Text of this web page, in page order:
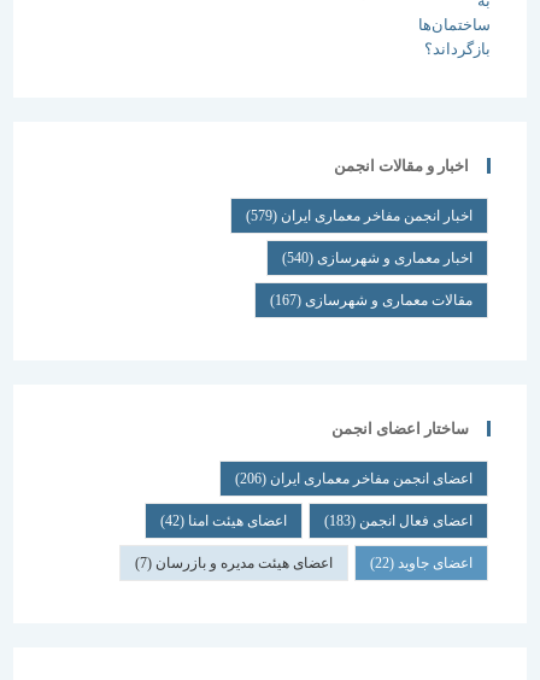
اخبار و مقالات انجمن
اخبار انجمن مفاخر معماری ایران (579)
اخبار معماری و شهرسازی(540)
مقالات معماری و شهرسازی(167)
ساختار اعضای انجمن
اعضای انجمن مفاخر معماری ایران (206)
اعضای فعال انجمن(183) اعضای هیئت امنا(42)
اعضای جاوید(22) اعضای هیئت مدیره و بازرسان(7)